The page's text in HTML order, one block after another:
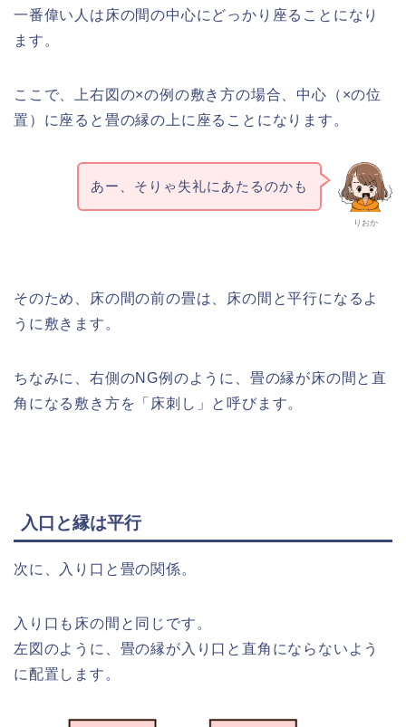
一番偉い人は床の間の中心にどっかり座ることになり
ます。
ここで、上右図の×の例の敷き方の場合、中心（×の位
置）に座ると畳の縁の上に座ることになります。
りおか
あー、そりゃ失礼にあたるのかも
そのため、床の間の前の畳は、床の間と平行になるよ
うに敷きます。
ちなみに、右側のNG例のように、畳の縁が床の間と直
角になる敷き方を「床刺し」と呼びます。
入口と縁は平行
次に、入り口と畳の関係。
入り口も床の間と同じです。
左図のように、畳の縁が入り口と直角にならないよう
に配置します。